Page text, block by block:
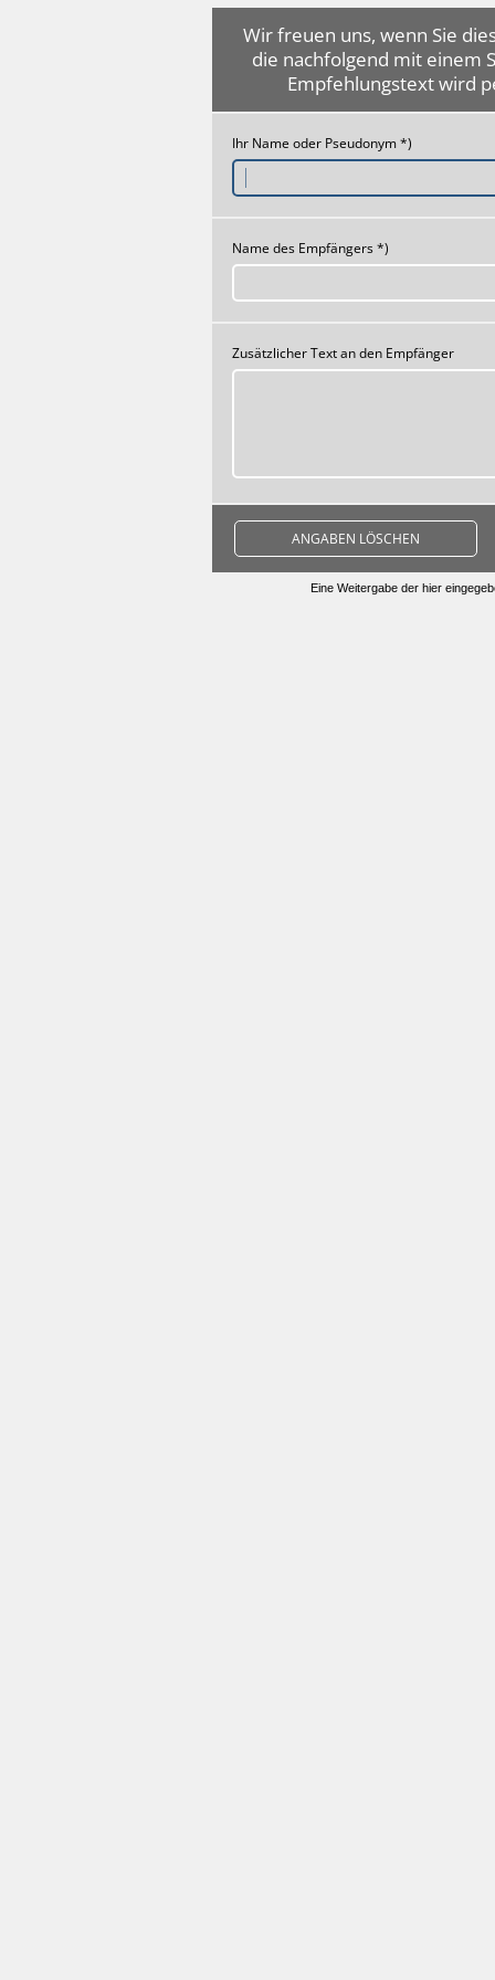
Wir freuen uns, wenn Sie
die nachfolgend mit einem
Empfehlungstext wird
Ihr Name oder Pseudonym *)
Name des Empfängers *)
Zusätzlicher Text an den Empfänger
ANGABEN LÖSCHEN
Eine Weitergabe der hier